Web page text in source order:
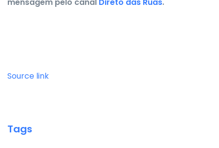
Source link
Tags